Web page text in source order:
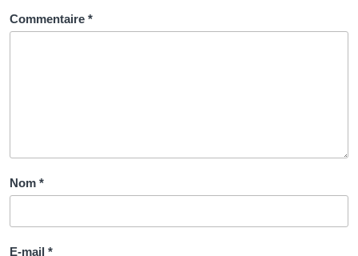
Commentaire *
Nom *
E-mail *